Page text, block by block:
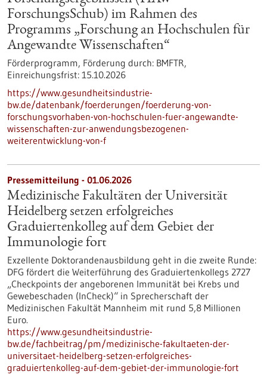
ForschungsSchub) im Rahmen des
Programms „Forschung an Hochschulen für
Angewandte Wissenschaften“
Förderprogramm, Förderung durch: BMFTR,
Einreichungsfrist: 15.10.2026
https://www.gesundheitsindustrie-
bw.de/datenbank/foerderungen/foerderung-von-
forschungsvorhaben-von-hochschulen-fuer-angewandte-
wissenschaften-zur-anwendungsbezogenen-
weiterentwicklung-von-f
Pressemitteilung - 01.06.2026
Medizinische Fakultäten der Universität
Heidelberg setzen erfolgreiches
Graduiertenkolleg auf dem Gebiet der
Immunologie fort
Exzellente Doktorandenausbildung geht in die zweite Runde:
DFG fördert die Weiterführung des Graduiertenkollegs 2727
„Checkpoints der angeborenen Immunität bei Krebs und
Gewebeschaden (InCheck)“ in Sprecherschaft der
Medizinischen Fakultät Mannheim mit rund 5,8 Millionen
Euro.
https://www.gesundheitsindustrie-
bw.de/fachbeitrag/pm/medizinische-fakultaeten-der-
universitaet-heidelberg-setzen-erfolgreiches-
graduiertenkolleg-auf-dem-gebiet-der-immunologie-fort